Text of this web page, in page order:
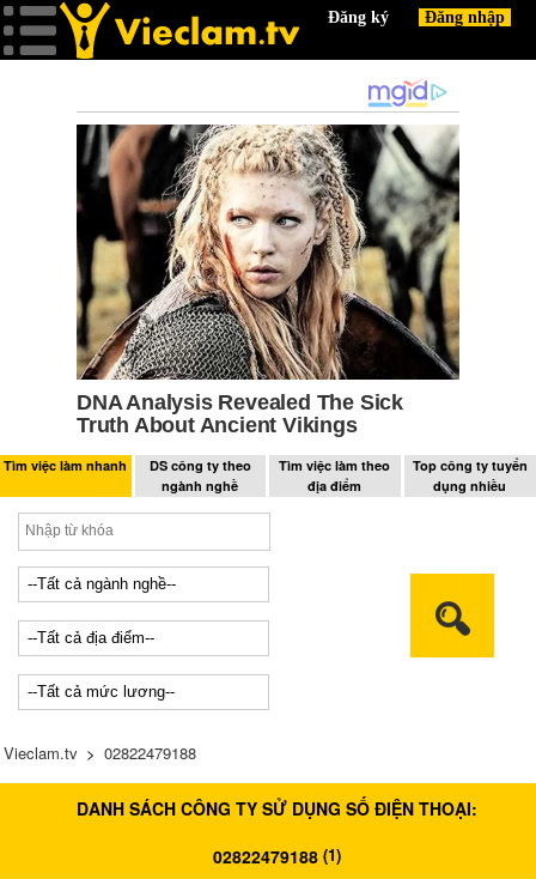
Tìm việc làm nhanh
DS công ty theo
ngành nghề
Tìm việc làm theo
địa điểm
Top công ty tuyển
dụng nhiều
Vieclam.tv > 02822479188
DANH SÁCH CÔNG TY SỬ DỤNG SỐ ĐIỆN THOẠI:
02822479188 (1)